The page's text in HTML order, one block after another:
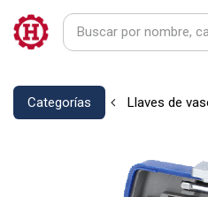
Categorías Llaves de